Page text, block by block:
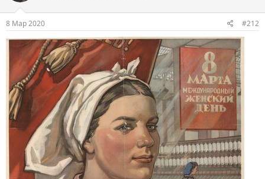
8 Мар 2020 #212